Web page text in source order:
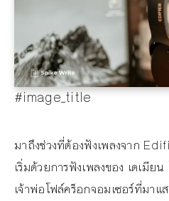
#image_title
มาถึงช่วงที่ต้องฟังเพลงจาก
เริ่มด้วยการฟังเพลงของ เดเมีย
เจ้าพ่อโฟล์คร็อกจอมเซอร์ที่มาแ